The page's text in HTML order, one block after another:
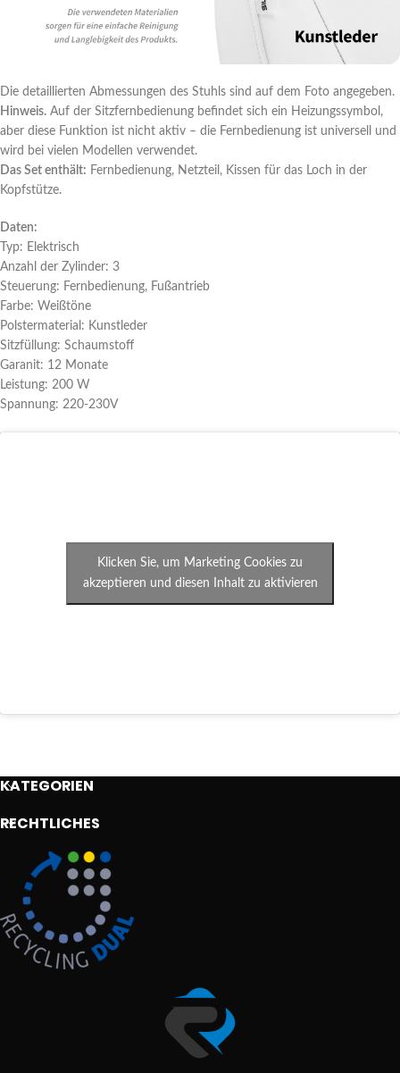
Die detaillierten Abmessungen des Stuhls sind auf dem Foto angegeben.
Hinweis. Auf der Sitzfernbedienung befindet sich ein Heizungssymbol,
aber diese Funktion ist nicht aktiv – die Fernbedienung ist universell und
wird bei vielen Modellen verwendet.
Das Set enthält: Fernbedienung, Netzteil, Kissen für das Loch in der
Kopfstütze.
Daten:
Typ: Elektrisch
Anzahl der Zylinder: 3
Steuerung: Fernbedienung, Fußantrieb
Farbe: Weißtöne
Polstermaterial: Kunstleder
Sitzfüllung: Schaumstoff
Garanit: 12 Monate
Leistung: 200 W
Spannung: 220-230V
Klicken Sie, um Marketing Cookies zu
akzeptieren und diesen Inhalt zu aktivieren
KATEGORIEN
RECHTLICHES